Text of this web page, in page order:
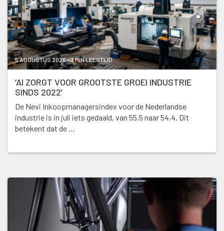
5 AUGUSTUS 2026 - 3 MIN LEESTIJD
‘AI ZORGT VOOR GROOTSTE GROEI INDUSTRIE
SINDS 2022’
De Nevi Inkoopmanagersindex voor de Nederlandse
industrie is in juli iets gedaald, van 55,5 naar 54,4. Dit
betekent dat de …